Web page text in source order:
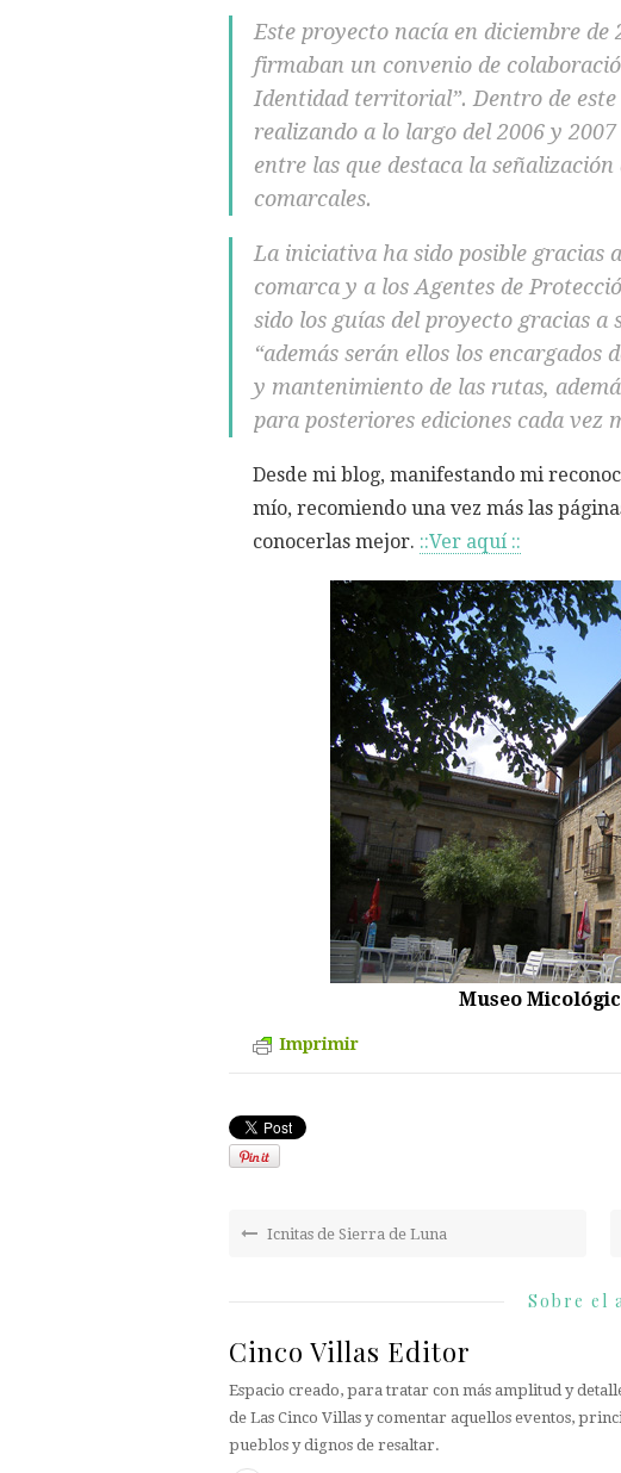
Este proyecto nacía en diciembre de
firmaban un convenio de
Identidad territorial”. Dentro de
realizando a lo largo del 2006 y
entre las que destaca la señalización
comarcales.
La iniciativa ha sido posible gracias
comarca y a los Agentes de
sido los guías del proyecto gracias
“además serán ellos los encargados
y mantenimiento de las rutas,
para posteriores ediciones cada vez
Desde mi blog, manifestando mi
mío, recomiendo una vez más las
conocerlas mejor. ::Ver aquí ::
Museo
Imprimir
Icnitas de Sierra de Luna
Sobre el
Cinco Villas Editor
Espacio creado, para tratar con más amplitud y
de Las Cinco Villas y comentar aquellos eventos,
pueblos y dignos de resaltar.